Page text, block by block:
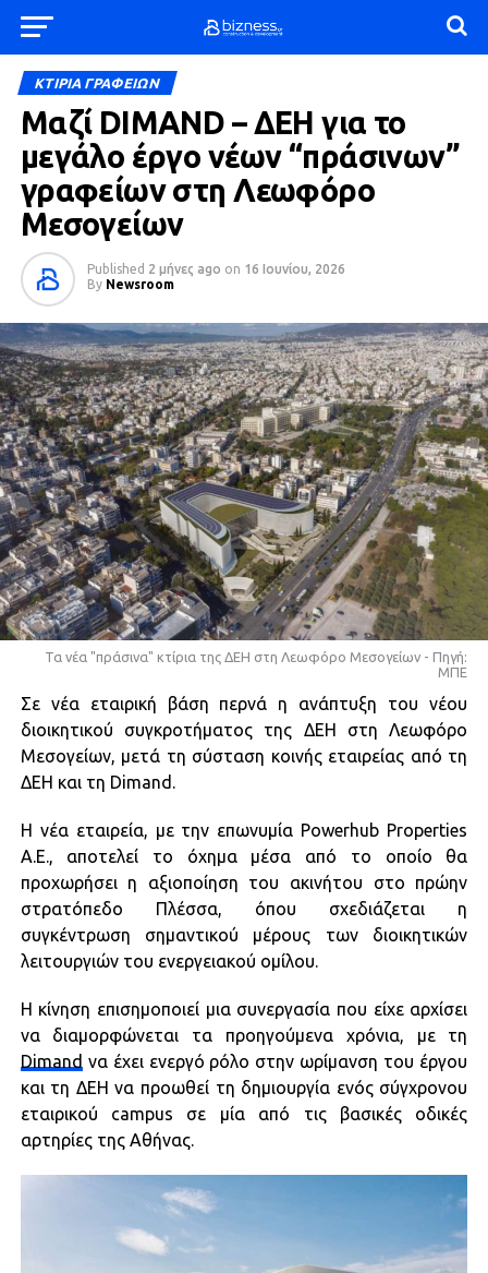
ΚΤΙΡΙΑ ΓΡΑΦΕΙΩΝ
Μαζί DIMAND – ΔΕΗ για το
μεγάλο έργο νέων “πράσινων”
γραφείων στη Λεωφόρο
Μεσογείων
Published 2 μήνες ago on 16 Ιουνίου, 2026
By Newsroom
Τα νέα "πράσινα" κτίρια της ΔΕΗ στη Λεωφόρο Μεσογείων - Πηγή:
ΜΠE
Σε νέα εταιρική βάση περνά η ανάπτυξη του νέου
διοικητικού συγκροτήματος της ΔΕΗ στη Λεωφόρο
Μεσογείων, μετά τη σύσταση κοινής εταιρείας από τη
ΔΕΗ και τη Dimand.
Η νέα εταιρεία, με την επωνυμία Powerhub Properties
Α.Ε., αποτελεί το όχημα μέσα από το οποίο θα
προχωρήσει η αξιοποίηση του ακινήτου στο πρώην
στρατόπεδο Πλέσσα, όπου σχεδιάζεται η
συγκέντρωση σημαντικού μέρους των διοικητικών
λειτουργιών του ενεργειακού ομίλου.
Η κίνηση επισημοποιεί μια συνεργασία που είχε αρχίσει
να διαμορφώνεται τα προηγούμενα χρόνια, με τη
Dimand να έχει ενεργό ρόλο στην ωρίμανση του έργου
και τη ΔΕΗ να προωθεί τη δημιουργία ενός σύγχρονου
εταιρικού campus σε μία από τις βασικές οδικές
αρτηρίες της Αθήνας.